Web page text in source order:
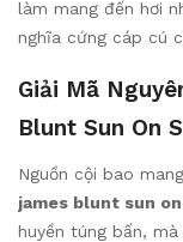
làm mang đến hơi
nghĩa cứng cáp cú
Giải Mã
Blunt Sun On
Nguồn cội bao
james blunt sun
huyền túng bấn,